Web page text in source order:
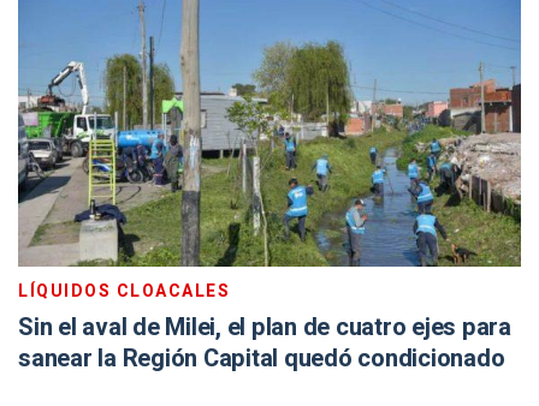
LÍQUIDOS CLOACALES
Sin el aval de Milei, el plan de cuatro ejes para
sanear la Región Capital quedó condicionado